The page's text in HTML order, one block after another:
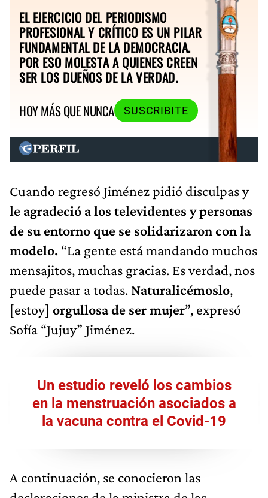
EL EJERCICIO DEL PERIODISMO
PROFESIONAL Y CRÍTICO ES UN PILAR
FUNDAMENTAL DE LA DEMOCRACIA.
POR ESO MOLESTA A QUIENES CREEN
SER LOS DUEÑOS DE LA VERDAD.
HOY MÁS QUE NUNCA
SUSCRIBITE
Cuando regresó Jiménez pidió disculpas y
le agradeció a los televidentes y personas
de su entorno que se solidarizaron con la
modelo. “La gente está mandando muchos
mensajitos, muchas gracias. Es verdad, nos
puede pasar a todas. Naturalicémoslo,
[estoy] orgullosa de ser mujer”, expresó
Sofía “Jujuy” Jiménez.
Un estudio reveló los cambios
en la menstruación asociados a
la vacuna contra el Covid-19
A continuación, se conocieron las